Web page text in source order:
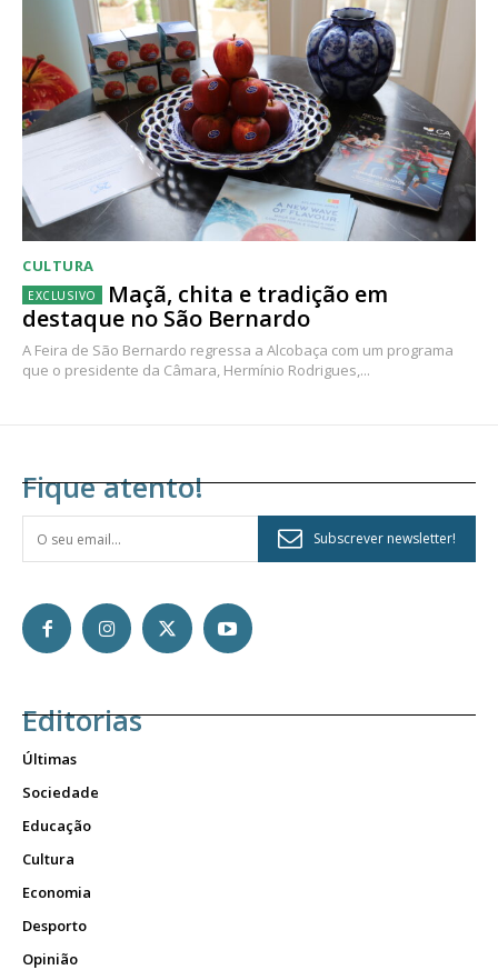
CULTURA
Maçã, chita e tradição em
destaque no São Bernardo
A Feira de São Bernardo regressa a Alcobaça com um programa
que o presidente da Câmara, Hermínio Rodrigues,...
Fique atento!
Subscrever newsletter!
Editorias
Últimas
Sociedade
Educação
Cultura
Economia
Desporto
Opinião